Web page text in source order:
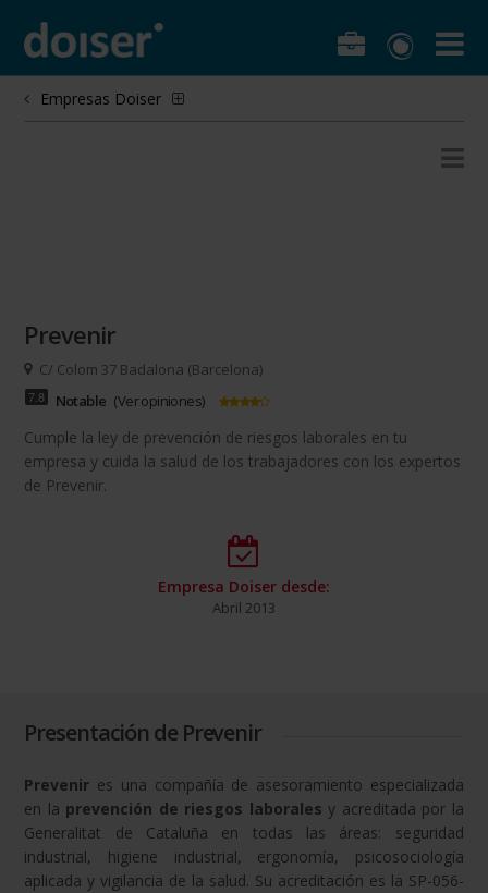
Empresas Doiser
Prevenir
C/ Colom 37 Badalona (Barcelona)
7.8 Notable (Ver opiniones)
Cumple la ley de prevención de riesgos laborales en tu
empresa y cuida la salud de los trabajadores con los expertos
de Prevenir.
Empresa Doiser desde:
Abril 2013
Presentación de Prevenir
Prevenir es una compañía de asesoramiento especializada
en la prevención de riesgos laborales y acreditada por la
Generalitat de Cataluña en todas las áreas: seguridad
industrial, higiene industrial, ergonomía, psicosociología
aplicada y vigilancia de la salud. Su acreditación es la SP-056-